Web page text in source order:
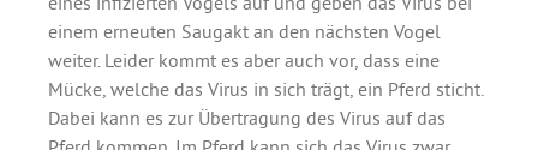
einem erneuten Saugakt an den nächsten Vogel
weiter. Leider kommt es aber auch vor, dass eine
Mücke, welche das Virus in sich trägt, ein Pferd sticht.
Dabei kann es zur Übertragung des Virus auf das